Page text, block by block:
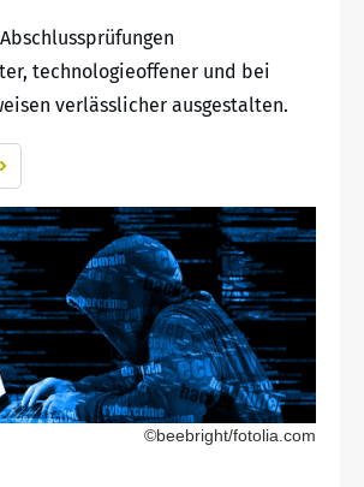
technologieoffener und bei
verlässlicher ausgestalten.
©beebright/fotolia.com